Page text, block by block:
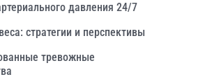
давления 24/7
стратегии и перспективы
тревожные